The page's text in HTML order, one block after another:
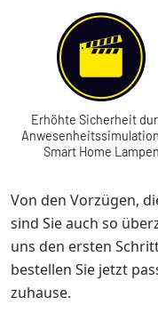
Erhöhte Sicherheit
Smart Home Lampen
Von den Vorzügen,
sind Sie auch so
uns den ersten
bestellen Sie jetzt
zuhause.